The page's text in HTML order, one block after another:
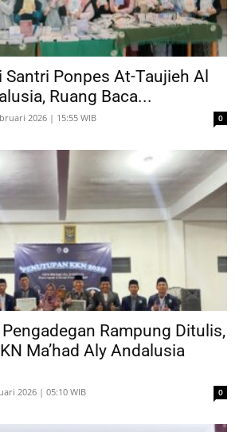
Ponpes At-Taujieh Al
Ruang Baca...
2026 | 15:55 WIB 0
Rampung Ditulis,
Ma’had Aly Andalusia
2026 | 05:10 WIB 0